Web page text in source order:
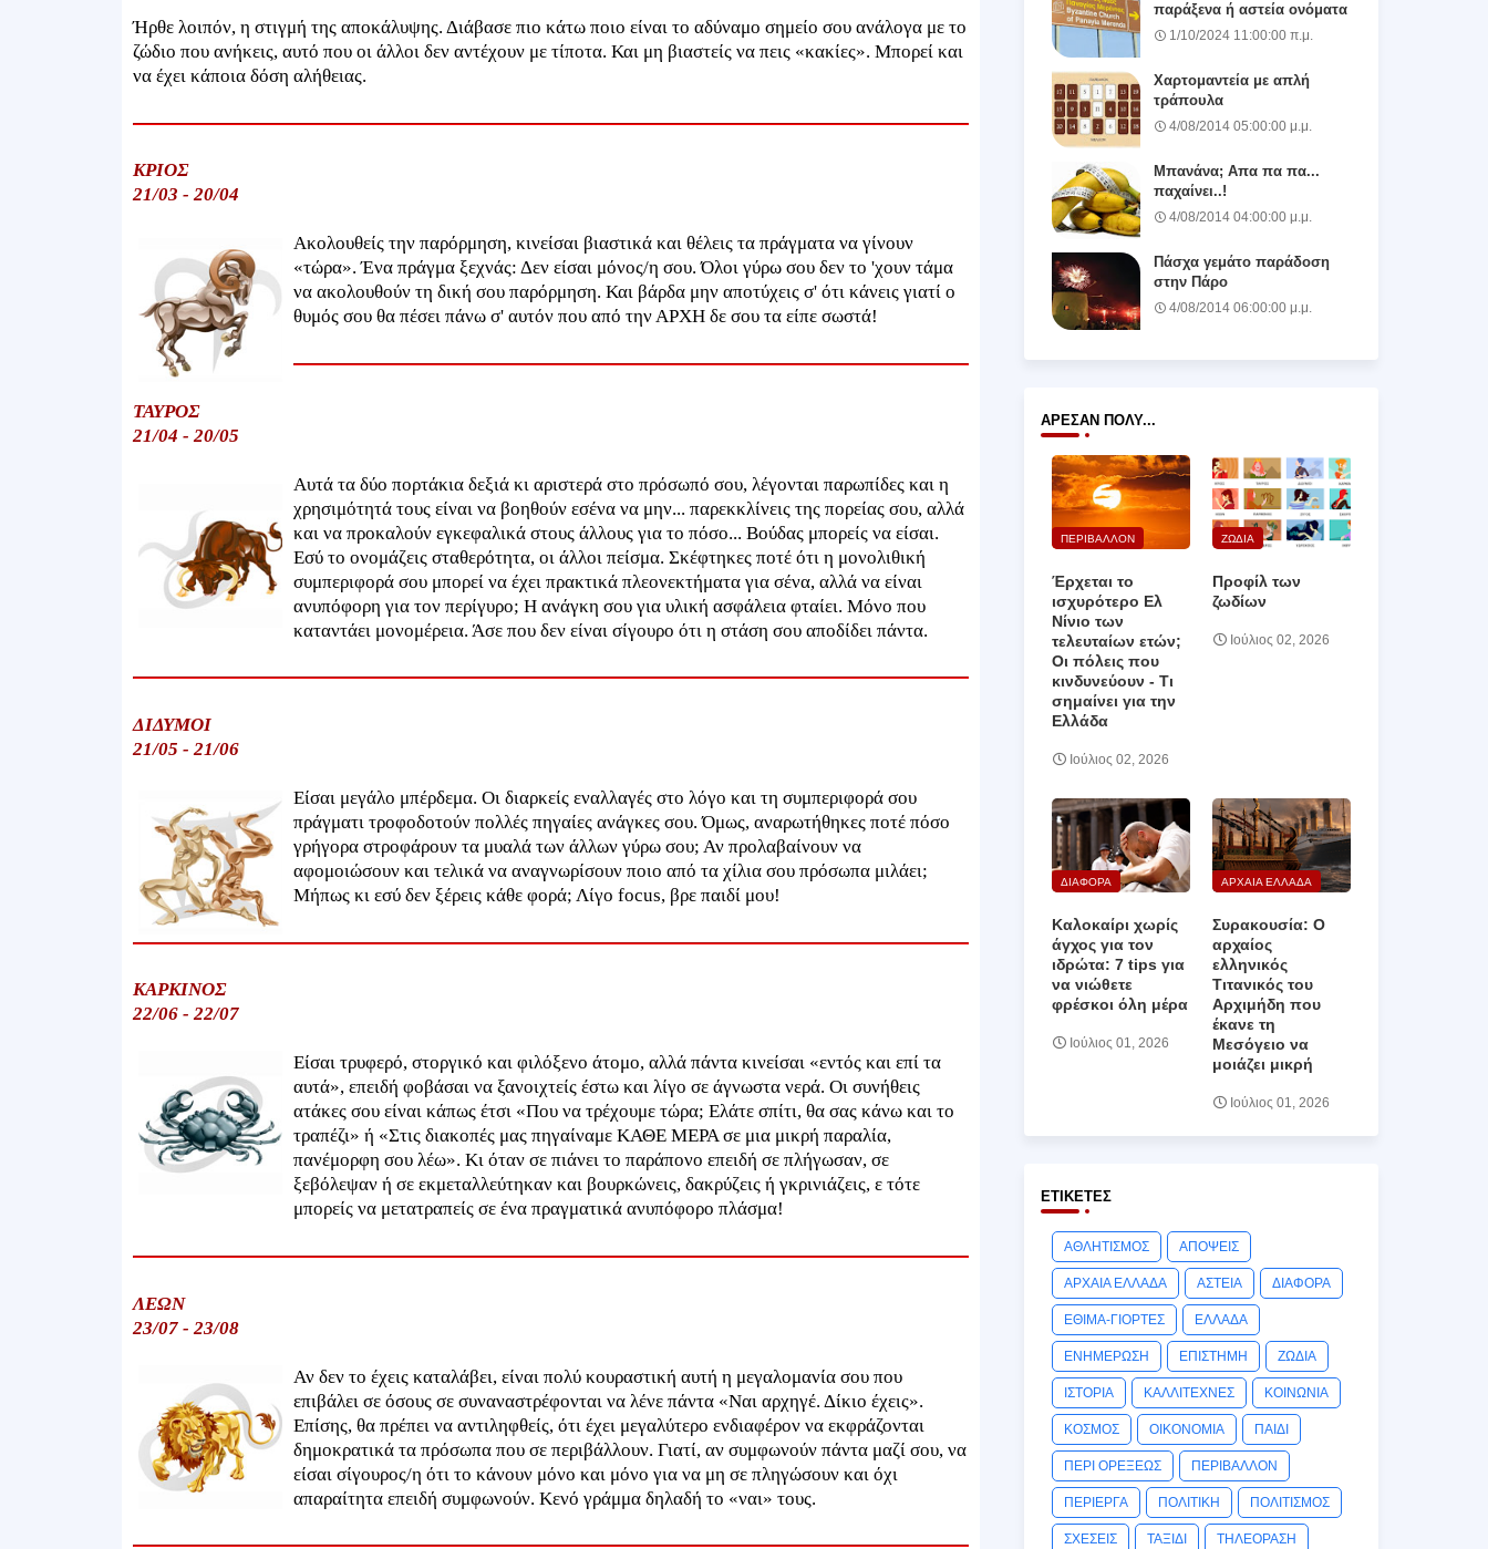
Ήρθε λοιπόν, η στιγμή της αποκάλυψης. Διάβασε πιο κάτω ποιο είναι το αδύναμο σημείο σου ανάλογα με το
ζώδιο που ανήκεις, αυτό που οι άλλοι δεν αντέχουν με τίποτα. Και μη βιαστείς να πεις «κακίες». Μπορεί και
να έχει κάποια δόση αλήθειας.
ΚΡΙΟΣ
21/03 - 20/04
Ακολουθείς την παρόρμηση, κινείσαι βιαστικά και θέλεις τα πράγματα να γίνουν
«τώρα». Ένα πράγμα ξεχνάς: Δεν είσαι μόνος/η σου. Όλοι γύρω σου δεν το 'χουν τάμα
να ακολουθούν τη δική σου παρόρμηση. Και βάρδα μην αποτύχεις σ' ότι κάνεις γιατί ο
θυμός σου θα πέσει πάνω σ' αυτόν που από την ΑΡΧΗ δε σου τα είπε σωστά!
ΤΑΥΡΟΣ
21/04 - 20/05
Αυτά τα δύο πορτάκια δεξιά κι αριστερά στο πρόσωπό σου, λέγονται παρωπίδες και η
χρησιμότητά τους είναι να βοηθούν εσένα να μην... παρεκκλίνεις της πορείας σου, αλλά
και να προκαλούν εγκεφαλικά στους άλλους για το πόσο... Βούδας μπορείς να είσαι.
Εσύ το ονομάζεις σταθερότητα, οι άλλοι πείσμα. Σκέφτηκες ποτέ ότι η μονολιθική
συμπεριφορά σου μπορεί να έχει πρακτικά πλεονεκτήματα για σένα, αλλά να είναι
ανυπόφορη για τον περίγυρο; Η ανάγκη σου για υλική ασφάλεια φταίει. Μόνο που
καταντάει μονομέρεια. Άσε που δεν είναι σίγουρο ότι η στάση σου αποδίδει πάντα.
ΔΙΔΥΜΟΙ
21/05 - 21/06
Είσαι μεγάλο μπέρδεμα. Οι διαρκείς εναλλαγές στο λόγο και τη συμπεριφορά σου
πράγματι τροφοδοτούν πολλές πηγαίες ανάγκες σου. Όμως, αναρωτήθηκες ποτέ πόσο
γρήγορα στροφάρουν τα μυαλά των άλλων γύρω σου; Αν προλαβαίνουν να
αφομοιώσουν και τελικά να αναγνωρίσουν ποιο από τα χίλια σου πρόσωπα μιλάει;
Μήπως κι εσύ δεν ξέρεις κάθε φορά; Λίγο focus, βρε παιδί μου!
ΚΑΡΚΙΝΟΣ
22/06 - 22/07
Είσαι τρυφερό, στοργικό και φιλόξενο άτομο, αλλά πάντα κινείσαι «εντός και επί τα
αυτά», επειδή φοβάσαι να ξανοιχτείς έστω και λίγο σε άγνωστα νερά. Οι συνήθεις
ατάκες σου είναι κάπως έτσι «Που να τρέχουμε τώρα; Ελάτε σπίτι, θα σας κάνω και το
τραπέζι» ή «Στις διακοπές μας πηγαίναμε ΚΑΘΕ ΜΕΡΑ σε μια μικρή παραλία,
πανέμορφη σου λέω». Κι όταν σε πιάνει το παράπονο επειδή σε πλήγωσαν, σε
ξεβόλεψαν ή σε εκμεταλλεύτηκαν και βουρκώνεις, δακρύζεις ή γκρινιάζεις, ε τότε
μπορείς να μετατραπείς σε ένα πραγματικά ανυπόφορο πλάσμα!
ΛΕΩΝ
23/07 - 23/08
Αν δεν το έχεις καταλάβει, είναι πολύ κουραστική αυτή η μεγαλομανία σου που
επιβάλει σε όσους σε συναναστρέφονται να λένε πάντα «Ναι αρχηγέ. Δίκιο έχεις».
Επίσης, θα πρέπει να αντιληφθείς, ότι έχει μεγαλύτερο ενδιαφέρον να εκφράζονται
δημοκρατικά τα πρόσωπα που σε περιβάλλουν. Γιατί, αν συμφωνούν πάντα μαζί σου, να
είσαι σίγουρος/η ότι το κάνουν μόνο και μόνο για να μη σε πληγώσουν και όχι
απαραίτητα επειδή συμφωνούν. Κενό γράμμα δηλαδή το «ναι» τους.
παράξενα ή αστεία ονόματα
1/10/2024 11:00:00 π.μ.
Χαρτομαντεία με απλή
τράπουλα
4/08/2014 05:00:00 μ.μ.
Μπανάνα; Απα πα πα...
παχαίνει..!
4/08/2014 04:00:00 μ.μ.
Πάσχα γεμάτο παράδοση
στην Πάρο
4/08/2014 06:00:00 μ.μ.
ΆΡΕΣΑΝ ΠΟΛΎ...
ΠΕΡΙΒΑΛΛΟΝ
Έρχεται το
ισχυρότερο Ελ
Νίνιο των
τελευταίων ετών;
Οι πόλεις που
κινδυνεύουν ‑ Τι
σημαίνει για την
Ελλάδα
Ιούλιος 02, 2026
ΖΩΔΙΑ
Προφίλ των
ζωδίων
Ιούλιος 02, 2026
ΔΙΑΦΟΡΑ
Καλοκαίρι χωρίς
άγχος για τον
ιδρώτα: 7 tips για
να νιώθετε
φρέσκοι όλη μέρα
Ιούλιος 01, 2026
ΑΡΧΑΙΑ ΕΛΛΑΔΑ
Συρακουσία: Ο
αρχαίος
ελληνικός
Τιτανικός του
Αρχιμήδη που
έκανε τη
Μεσόγειο να
μοιάζει μικρή
Ιούλιος 01, 2026
ΕΤΙΚΈΤΕΣ
ΑΘΛΗΤΙΣΜΟΣ ΑΠΟΨΕΙΣ
ΑΡΧΑΙΑ ΕΛΛΑΔΑ ΑΣΤΕΙΑ ΔΙΑΦΟΡΑ
ΕΘΙΜΑ-ΓΙΟΡΤΕΣ ΕΛΛΑΔΑ
ΕΝΗΜΕΡΩΣΗ ΕΠΙΣΤΗΜΗ ΖΩΔΙΑ
ΙΣΤΟΡΙΑ ΚΑΛΛΙΤΕΧΝΕΣ ΚΟΙΝΩΝΙΑ
ΚΟΣΜΟΣ ΟΙΚΟΝΟΜΙΑ ΠΑΙΔΙ
ΠΕΡΙ ΟΡΕΞΕΩΣ ΠΕΡΙΒΑΛΛΟΝ
ΠΕΡΙΕΡΓΑ ΠΟΛΙΤΙΚΗ ΠΟΛΙΤΙΣΜΟΣ
ΣΧΕΣΕΙΣ ΤΑΞΙΔΙ ΤΗΛΕΟΡΑΣΗ